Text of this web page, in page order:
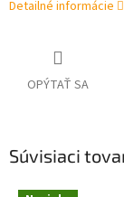
Detailné informácie
OPÝTAŤ SA
Súvisiaci